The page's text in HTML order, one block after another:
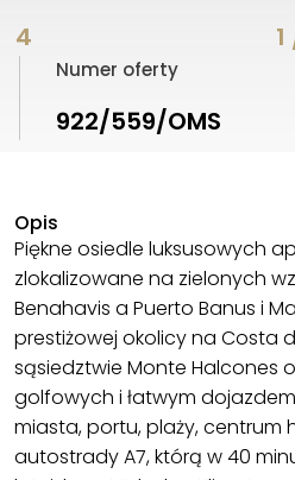
4
Numer oferty
922/559/OMS
Opis
Piękne osiedle luksusowych
zlokalizowane na zielonych
Benahavis a Puerto Banus i
prestiżowej okolicy na Costa
sąsiedztwie Monte Halcones
golfowych i łatwym
miasta, portu, plaży, centrum
autostrady A7, którą w 40